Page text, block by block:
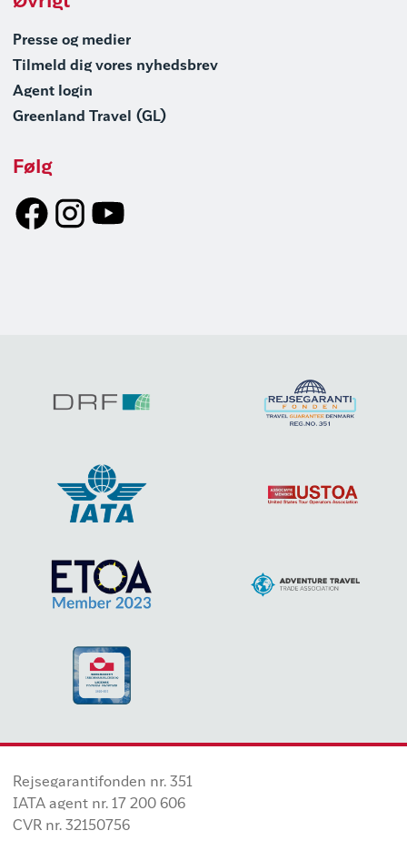
Presse og medier
Tilmeld dig vores nyhedsbrev
Agent login
Greenland Travel (GL)
Følg
Rejsegarantifonden nr. 351
IATA agent nr. 17 200 606
CVR nr. 32150756